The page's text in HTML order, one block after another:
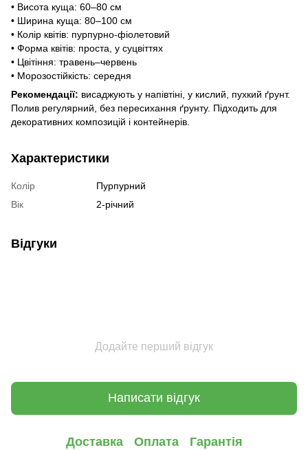
• Висота куща: 60–80 см
• Ширина куща: 80–100 см
• Колір квітів: пурпурно-фіолетовий
• Форма квітів: проста, у суцвіттях
• Цвітіння: травень–червень
• Морозостійкість: середня
Рекомендації: висаджують у напівтіні, у кислий, пухкий ґрунт.
Полив регулярний, без пересихання ґрунту. Підходить для
декоративних композицій і контейнерів.
Характеристики
Колір
Пурпурний
Вік
2-річний
Відгуки
Додайте перший відгук
Написати відгук
Доставка Оплата Гарантія